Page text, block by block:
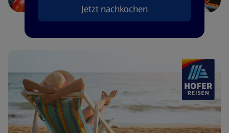
Jetzt nachkochen